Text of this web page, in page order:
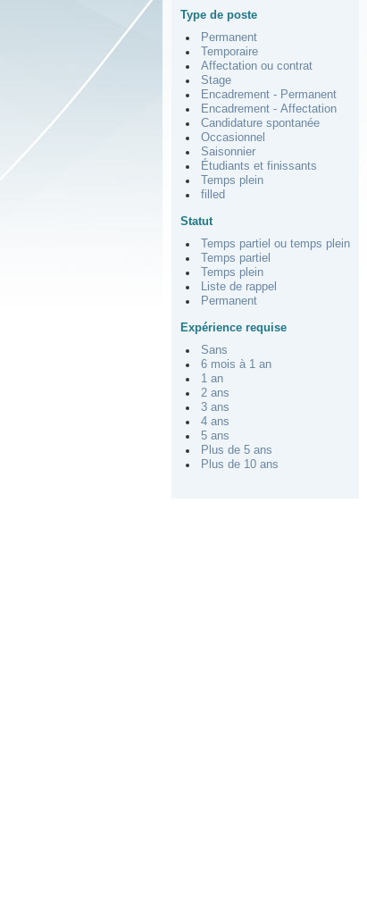
Type de poste
Permanent
Temporaire
Affectation ou contrat
Stage
Encadrement - Permanent
Encadrement - Affectation
Candidature spontanée
Occasionnel
Saisonnier
Étudiants et finissants
Temps plein
filled
Statut
Temps partiel ou temps plein
Temps partiel
Temps plein
Liste de rappel
Permanent
Expérience requise
Sans
6 mois à 1 an
1 an
2 ans
3 ans
4 ans
5 ans
Plus de 5 ans
Plus de 10 ans